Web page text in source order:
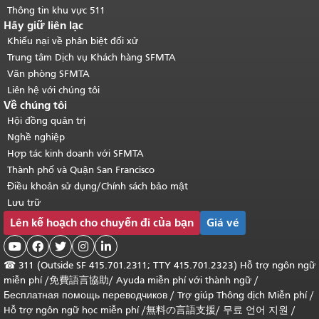
Thông tin khu vực 511
Hãy giữ liên lạc
Khiếu nại về phân biệt đối xử
Trung tâm Dịch vụ Khách hàng SFMTA
Văn phòng SFMTA
Liên hệ với chúng tôi
Về chúng tôi
Hội đồng quản trị
Nghề nghiệp
Hợp tác kinh doanh với SFMTA
Thành phố và Quận San Francisco
Điều khoản sử dụng/Chính sách bảo mật
Lưu trữ
Lên kế hoạch cho chuyến đi của bạn Giá vé
    
☎ 311 (Outside SF 415.701.2311; TTY 415.701.2323) Hỗ trợ ngôn ngữ
miễn phí /免費語言協助/ Ayuda miễn phí với thành ngữ /
Бесплатная помощь переводчиков / Trợ giúp Thông dịch Miễn phí/
Hỗ trợ ngôn ngữ học miễn phí/無料の言語支援/ 무료 언어 지원 /